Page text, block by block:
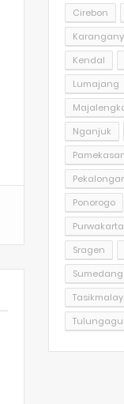
Cirebon
Kendal
Lumajang
Nganjuk
Ponorogo
Purwakarta
Sragen
Sumedang